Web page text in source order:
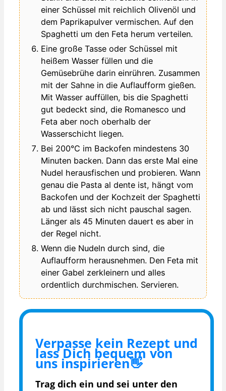
einer Schüssel mit reichlich Olivenöl und
dem Paprikapulver vermischen. Auf den
Spaghetti um den Feta herum verteilen.
Eine große Tasse oder Schüssel mit
heißem Wasser füllen und die
Gemüsebrühe darin einrühren. Zusammen
mit der Sahne in die Auflaufform gießen.
Mit Wasser auffüllen, bis die Spaghetti
gut bedeckt sind, die Romanesco und
Feta aber noch oberhalb der
Wasserschicht liegen.
Bei 200°C im Backofen mindestens 30
Minuten backen. Dann das erste Mal eine
Nudel herausfischen und probieren. Wann
genau die Pasta al dente ist, hängt vom
Backofen und der Kochzeit der Spaghetti
ab und lässt sich nicht pauschal sagen.
Länger als 45 Minuten dauert es aber in
der Regel nicht.
Wenn die Nudeln durch sind, die
Auflaufform herausnehmen. Den Feta mit
einer Gabel zerkleinern und alles
ordentlich durchmischen. Servieren.
Verpasse kein Rezept und
lass Dich bequem von
uns inspirieren👋
Trag dich ein und sei unter den